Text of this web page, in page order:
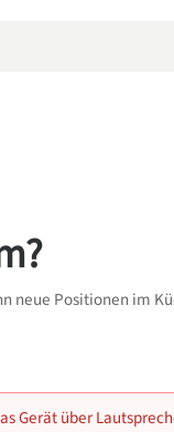
neue Positionen im
Gerät über